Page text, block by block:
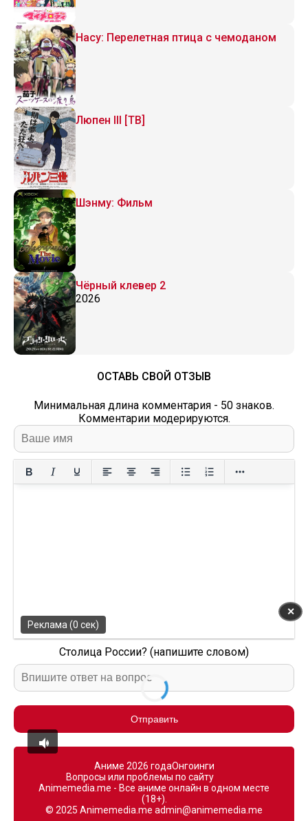
Насу: Перелетная птица с чемоданом
Люпен III [ТВ]
Шэнму: Фильм
Чёрный клевер 2
2026
ОСТАВЬ СВОЙ ОТЗЫВ
Минимальная длина комментария - 50 знаков.
Комментарии модерируются.
Столица России? (напишите словом)
Отправить
Аниме 2026 годаОнгоинги
Вопросы или проблемы по сайту
Animemedia.me - Все аниме онлайн в одном месте
(18+).
© 2025 Animemedia.me admin@animemedia.me
✕
Реклама (0 сек)